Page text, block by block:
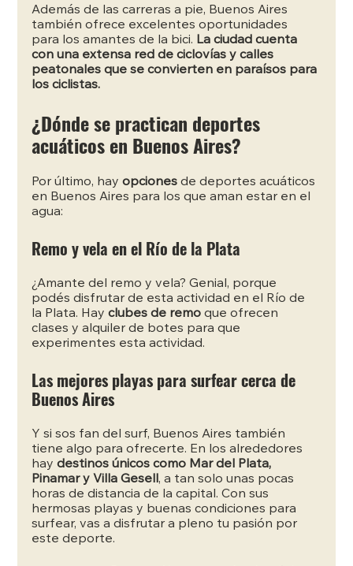
Además de las carreras a pie, Buenos Aires
también ofrece excelentes oportunidades
para los amantes de la bici. La ciudad cuenta
con una extensa red de ciclovías y calles
peatonales que se convierten en paraísos para
los ciclistas.
¿Dónde se practican deportes
acuáticos en Buenos Aires?
Por último, hay opciones de deportes acuáticos
en Buenos Aires para los que aman estar en el
agua:
Remo y vela en el Río de la Plata
¿Amante del remo y vela? Genial, porque
podés disfrutar de esta actividad en el Río de
la Plata. Hay clubes de remo que ofrecen
clases y alquiler de botes para que
experimentes esta actividad.
Las mejores playas para surfear cerca de
Buenos Aires
Y si sos fan del surf, Buenos Aires también
tiene algo para ofrecerte. En los alrededores
hay destinos únicos como Mar del Plata,
Pinamar y Villa Gesell, a tan solo unas pocas
horas de distancia de la capital. Con sus
hermosas playas y buenas condiciones para
surfear, vas a disfrutar a pleno tu pasión por
este deporte.